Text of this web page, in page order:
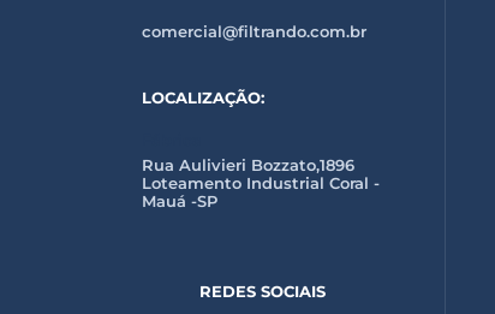
comercial@filtrando.com.br
LOCALIZAÇÃO:
Rua Aulivieri Bozzato,1896
Loteamento Industrial Coral -
Mauá -SP
REDES SOCIAIS